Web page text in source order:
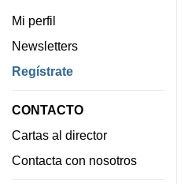
Mi perfil
Newsletters
Regístrate
CONTACTO
Cartas al director
Contacta con nosotros